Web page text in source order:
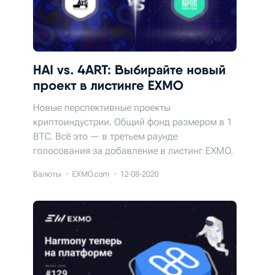
HAI vs. 4ART: Выбирайте новый
проект в листинге EXMO
Новые перспективные проекты
криптоиндустрии. Общий фонд размером в 1
BTC. Всё это — в третьем раунде
голосования за добавление в листинг EXMO.
Валюты EXMO.com 12-08-2020